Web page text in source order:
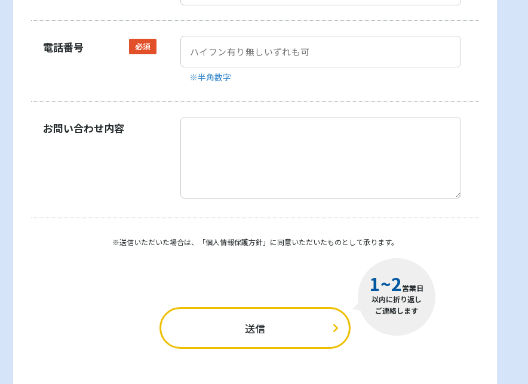
電話番号 必須
※半角数字
お問い合わせ内容
※送信いただいた場合は、 「個⼈情報保護⽅針」 に同意いただいたものとして承ります。
1~2営業日
以内に折り返し
ご連絡します